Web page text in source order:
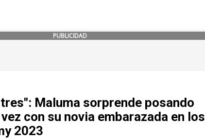
PUBLICIDAD
Maluma sorprende posando
con su novia embarazada en los
2023